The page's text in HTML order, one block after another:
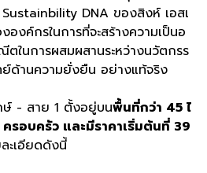
DNA ของสิงห์ เอสเ
งค์กรในการที่จะสร้างความเป็นอ
ในการผสมผสานระหว่างนวัตกรร
ย์ด้านความยั่งยืน อย่างแท้จริง
ษ์ - สาย 1 ตั้งอยู่บนพื้นที่กว่า 45 ไ
รอบครัว และมีราคาเริ่มต้นที่ 39
ะเอียดดังนี้